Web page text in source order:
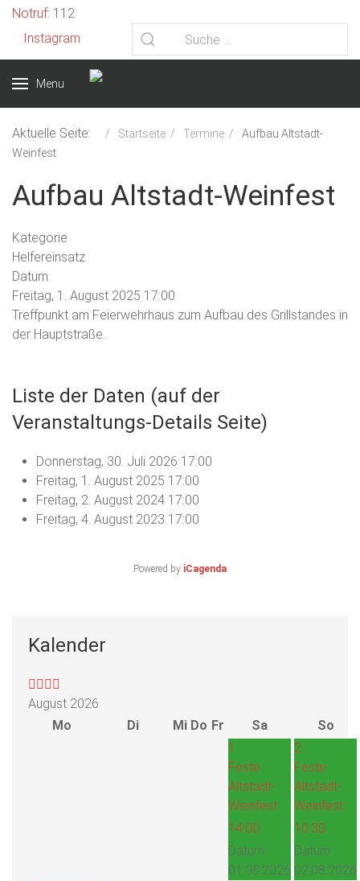
Notruf: 112
Instagram
Menu
Aktuelle Seite: Startseite Termine
Aufbau Altstadt-
Weinfest
Aufbau Altstadt-Weinfest
Kategorie
Helfereinsatz
Datum
Freitag, 1. August 2025 17:00
Treffpunkt am Feierwehrhaus zum Aufbau des Grillstandes in
der Hauptstraße.
Liste der Daten (auf der
Veranstaltungs-Details Seite)
Donnerstag, 30. Juli 2026 17:00
Freitag, 1. August 2025 17:00
Freitag, 2. August 2024 17:00
Freitag, 4. August 2023 17:00
Powered by iCagenda
Kalender
Jahr
Monat
JahrMonat
August 2026
Mo
Di Mi Do Fr Sa
So
1
Feste
Altstadt-
Weinfest
14:00
Datum :
01.08.2026
2
Feste
Altstadt-
Weinfest
10:30
Datum :
02.08.2026